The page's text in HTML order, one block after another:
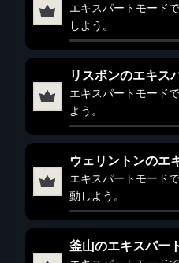
エキスパートモード
しよう。
リスボンのエキス
エキスパートモード
よう。
ウェリントンのエ
エキスパートモード
動しよう。
釜山のエキスパー